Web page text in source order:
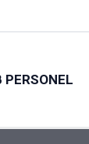
PERSONEL